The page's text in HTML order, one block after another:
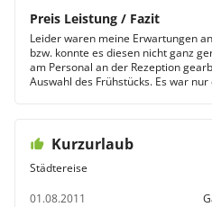
Preis Leistung / Fazit
Leider waren meine Erwartungen
bzw. konnte es diesen nicht ganz
am Personal an der Rezeption
Auswahl des Frühstücks. Es war
Kurzurlaub
Städtereise
01.08.2011